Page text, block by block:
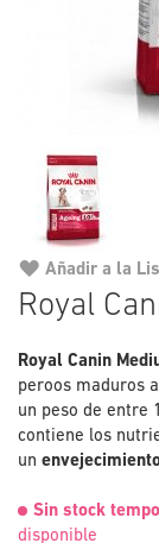
Royal
Royal Canin
peroos maduros
un peso de entre
contiene los
un
Sin stock
disponible
Añadir a la